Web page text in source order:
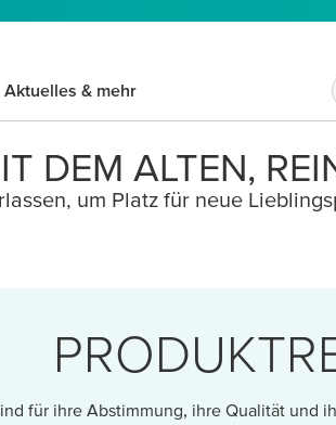
Aktuelles & mehr
DEM ALTEN,
um Platz für neue
für ihre Abstimmung, ihre Qualität und